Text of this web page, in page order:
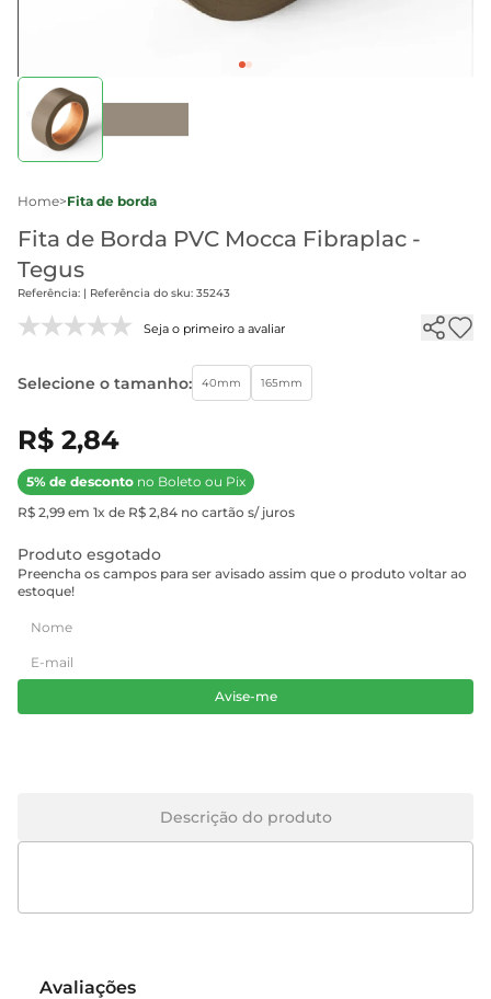
Home>Fita de borda
Fita de Borda PVC Mocca Fibraplac -
Tegus
Referência: | Referência do sku: 35243
Seja o primeiro a avaliar
Selecione o tamanho: 40mm 165mm
R$ 2,84
5% de desconto no Boleto ou Pix
R$ 2,99 em 1x de R$ 2,84 no cartão s/ juros
Produto esgotado
Preencha os campos para ser avisado assim que o produto voltar ao
estoque!
Avise-me
Descrição do produto
Avaliações